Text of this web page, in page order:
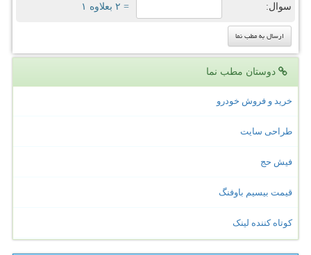
سوال: = ۲ بعلاوه ۱
دوستان مطب نما
خرید و فروش خودرو
طراحی سایت
فیش حج
قیمت بیسیم باوفنگ
کوتاه کننده لینک